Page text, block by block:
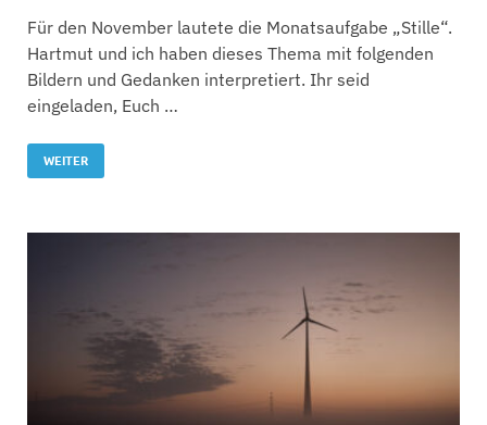
Für den November lautete die Monatsaufgabe „Stille“.
Hartmut und ich haben dieses Thema mit folgenden
Bildern und Gedanken interpretiert. Ihr seid
eingeladen, Euch …
WEITER